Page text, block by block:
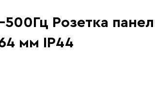
Розетка
мм IP44